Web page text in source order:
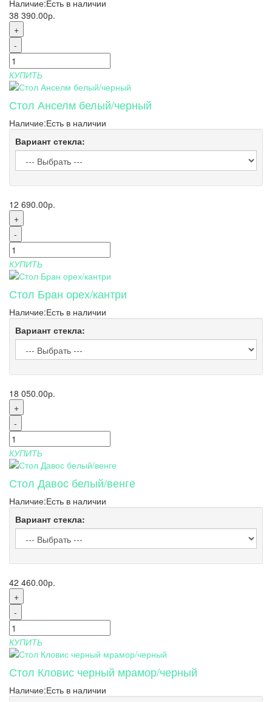
Наличие:Есть в наличии
38 390.00р.
+
-
КУПИТЬ
Стол Анселм белый/черный
Наличие:Есть в наличии
Вариант стекла:
12 690.00р.
+
-
КУПИТЬ
Стол Бран орех/кантри
Наличие:Есть в наличии
Вариант стекла:
18 050.00р.
+
-
КУПИТЬ
Стол Давос белый/венге
Наличие:Есть в наличии
Вариант стекла:
42 460.00р.
+
-
КУПИТЬ
Стол Кловис черный мрамор/черный
Наличие:Есть в наличии